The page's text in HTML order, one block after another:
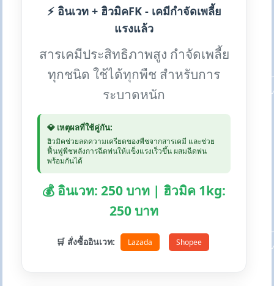
⚡ อินเวท + ฮิวมิคFK - เคมีกำจัดเพลี้ย
แรงแล้ว
สารเคมีประสิทธิภาพสูง กำจัดเพลี้ย
ทุกชนิด ใช้ได้ทุกพืช สำหรับการ
ระบาดหนัก
💎 เหตุผลที่ใช้คู่กัน:
ฮิวมิคช่วยลดความเครียดของพืชจากสารเคมี และช่วย
ฟื้นฟูพืชหลังการฉีดพ่นให้แข็งแรงเร็วขึ้น ผสมฉีดพ่น
พร้อมกันได้
💰 อินเวท: 250 บาท | ฮิวมิค 1kg:
250 บาท
🛒 สั่งซื้ออินเวท: Lazada Shopee